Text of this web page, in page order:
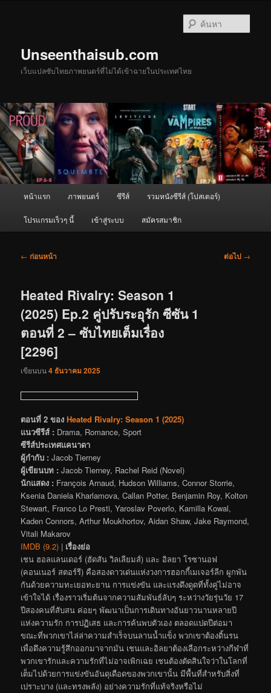
Unseenthaisub.com
เว็บแปลซับไทยภาพยนตร์ที่ไม่ได้เข้าฉายในประเทศไทย
หน้าแรก ภาพยนตร์ ซีรีส์ รวมหนังซีรีส์ (โปสเตอร์)
โปรแกรมเร็วๆ นี้ เข้าสู่ระบบ สมัครสมาชิก
เมนู
← ก่อนหน้า ต่อไป →
Heated Rivalry: Season 1
(2025) Ep.2 คู่ปรับระอุรัก ซีซัน 1
ตอนที่ 2 – ซับไทยเต็มเรื่อง
[2296]
เขียนบน4 ธันวาคม 2025
ตอนที่ 2 ของ Heated Rivalry: Season 1 (2025)
แนวซีรีส์ : Drama, Romance, Sport
ซีรีส์ประเทศแคนาดา
ผู้กำกับ : Jacob Tierney
ผู้เขียนบท : Jacob Tierney, Rachel Reid (Novel)
นักแสดง : François Arnaud, Hudson Williams, Connor Storrie,
Ksenia Daniela Kharlamova, Callan Potter, Benjamin Roy, Kolton
Stewart, Franco Lo Presti, Yaroslav Poverlo, Kamilla Kowal,
Kaden Connors, Arthur Moukhortov, Aidan Shaw, Jake Raymond,
Vitali Makarov
IMDB (9.2) | เรื่องย่อ
เชน ฮอลแลนเดอร์ (ฮัดสัน วิลเลียมส์) และ อิลยา โรซานอฟ
(คอนเนอร์ สตอร์รี) คือสองดาวเด่นแห่งวงการฮอกกี้เมเจอร์ลีก ผูกพัน
กันด้วยความทะเยอทะยาน การแข่งขัน และแรงดึงดูดที่ทั้งคู่ไม่อาจ
เข้าใจได้ เรื่องราวเริ่มต้นจากความสัมพันธ์ลับๆ ระหว่างวัยรุ่นวัย 17
ปีสองคนที่สับสน ค่อยๆ พัฒนาเป็นการเดินทางอันยาวนานหลายปี
แห่งความรัก การปฏิเสธ และการค้นพบตัวเอง ตลอดแปดปีต่อมา
ขณะที่พวกเขาไล่ล่าความสำเร็จบนลานน้ำแข็ง พวกเขาต้องดิ้นรน
เพื่อดึงความรู้สึกออกมาจากมัน เชนและอิลยาต้องเลือกระหว่างกีฬาที่
พวกเขารักและความรักที่ไม่อาจเพิกเฉย เชนต้องตัดสินใจว่าในโลกที่
เต็มไปด้วยการแข่งขันอันดุเดือดของพวกเขานั้น มีพื้นที่สำหรับสิ่งที่
เปราะบาง (และทรงพลัง) อย่างความรักที่แท้จริงหรือไม่